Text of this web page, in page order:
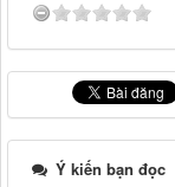
Ý kiến bạn đọc